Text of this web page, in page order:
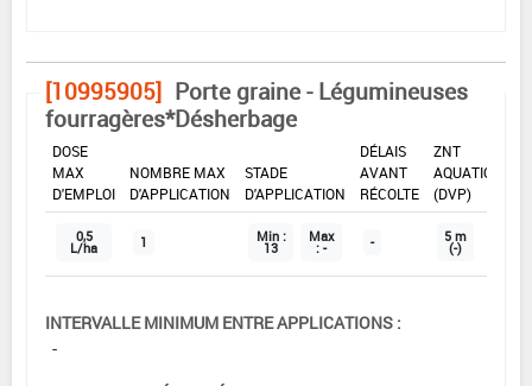
[10995905] Porte graine - Légumineuses
fourragères*Désherbage
DOSE
MAX
D'EMPLOI
NOMBRE MAX
D'APPLICATION
STADE
D'APPLICATION
DÉLAIS
AVANT
RÉCOLTE
ZNT
AQUATIQUE
(DVP)
0,5
L/ha 1 Min :
13
Max
: - - 5 m
(-)
INTERVALLE MINIMUM ENTRE APPLICATIONS :
-